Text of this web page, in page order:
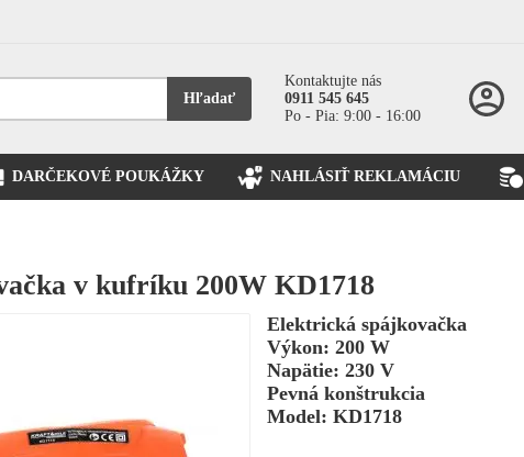
Hľadať
Kontaktujte nás
0911 545 645
Po - Pia: 9:00 - 16:00
DARČEKOVÉ POUKÁŽKY NAHLÁSIŤ REKLAMÁCIU
v kufríku 200W KD1718
Elektrická spájkovačka
Výkon: 200 W
Napätie: 230 V
Pevná konštrukcia
Model: KD1718